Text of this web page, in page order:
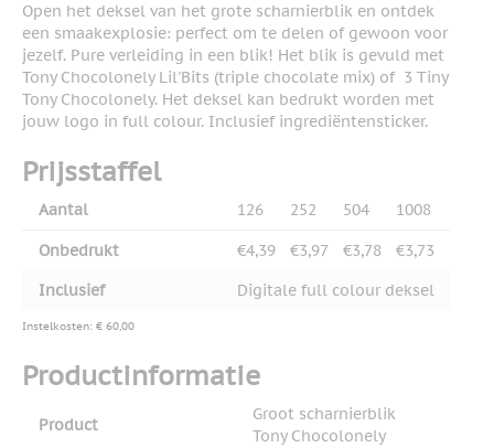
Open het deksel van het grote scharnierblik en ontdek
een smaakexplosie: perfect om te delen of gewoon voor
jezelf. Pure verleiding in een blik! Het blik is gevuld met
Tony Chocolonely Lil'Bits (triple chocolate mix) of 3 Tiny
Tony Chocolonely. Het deksel kan bedrukt worden met
jouw logo in full colour. Inclusief ingrediëntensticker.
Prijsstaffel
Aantal 126 252 504 1008
Onbedrukt €4,39 €3,97 €3,78
€3,73
Inclusief
Digitale full colour deksel
Instelkosten: € 60,00
Productinformatie
Product
Groot scharnierblik
Tony Chocolonely